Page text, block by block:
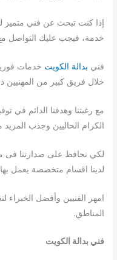
إذا كنت تبحث عن فني متميز
خدمة، فيجب عليك التواصل
فني بدالة الكويت خدمات
خلال فريق كبير من المهنيين
مع رغبتنا وهدفنا الدائم في
الكرام الحاليين وجذب المزيد
لكي نحافظ على صدارتنا فى
لدينا اقسام متخصصة يعمل بها
امهر الفنيين وأفضل
المناطق.
فني بدالة الكويت